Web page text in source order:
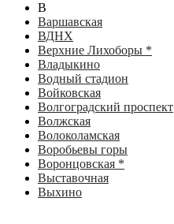
В
Варшавская
ВДНХ
Верхние Лихоборы *
Владыкино
Водный стадион
Войковская
Волгоградский проспект
Волжская
Волоколамская
Воробьевы горы
Воронцовская *
Выставочная
Выхино